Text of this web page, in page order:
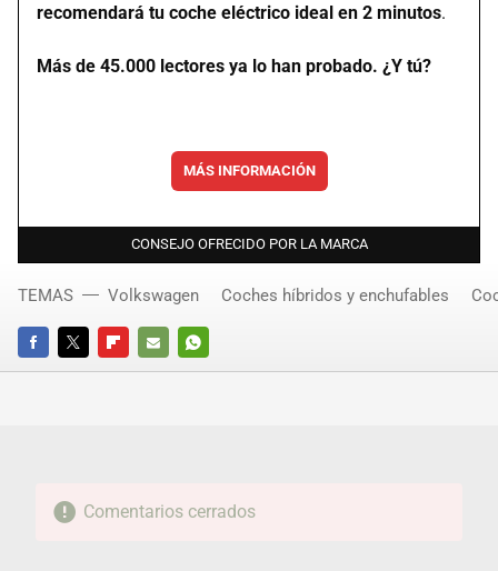
recomendará tu coche eléctrico ideal en 2 minutos.
Más de 45.000 lectores ya lo han probado. ¿Y tú?
MÁS INFORMACIÓN
CONSEJO OFRECIDO POR LA MARCA
FACEBOOKTWITTERFLIPBOARD
E-
WHATSAPP
TEMAS Volkswagen Coches híbridos y enchufables
Comentarios cerrados